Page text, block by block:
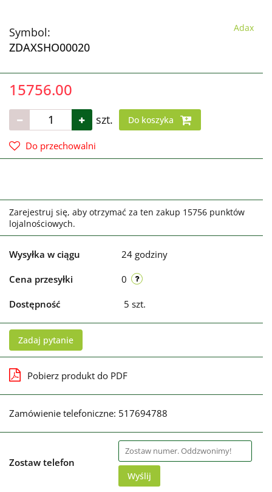
Symbol:
ZDAXSHO00020
Adax
15756.00
szt. Do koszyka
Do przechowalni
Zarejestruj się, aby otrzymać za ten zakup 15756 punktów
lojalnościowych.
Wysyłka w ciągu 24 godziny
Cena przesyłki 0
Dostępność 5 szt.
Zadaj pytanie
Pobierz produkt do PDF
Zamówienie telefoniczne: 517694788
Zostaw telefon
Wyślij